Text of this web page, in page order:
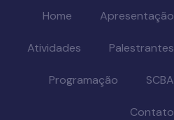
Home Apresentação
Atividades Palestrantes
Programação SCBA
Contato